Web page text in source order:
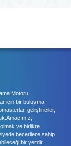
Motoru
için bir buluşma
geliştiriciler,
ve birlikte
becerilere sahip
bir yerdir..